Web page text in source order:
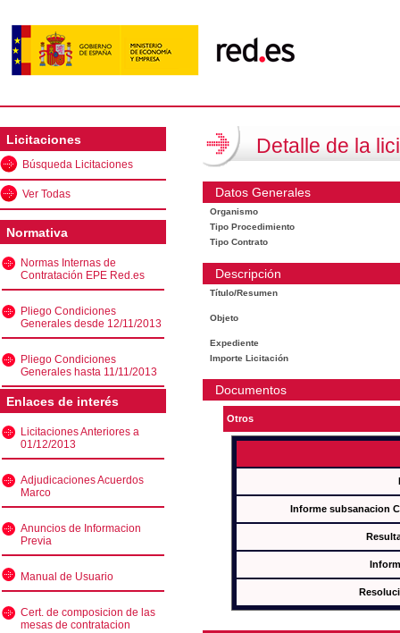
Licitaciones
Búsqueda Licitaciones
Ver Todas
Normativa
Normas Internas de
Contratación EPE Red.es
Pliego Condiciones
Generales desde 12/11/2013
Pliego Condiciones
Generales hasta 11/11/2013
Enlaces de interés
Licitaciones Anteriores a
01/12/2013
Adjudicaciones Acuerdos
Marco
Anuncios de Informacion
Previa
Manual de Usuario
Cert. de composicion de las
mesas de contratacion
Detalle de la
Datos Generales
Organismo
Tipo Procedimiento
Tipo Contrato
Descripción
Título/Resumen
Objeto
Expediente
Importe Licitación
Documentos
Otros
Informe subsanacion